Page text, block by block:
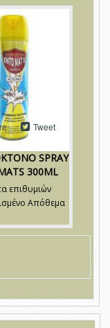
SPRAY
300ML
Tweet
επιθυμιών
Απόθεμα